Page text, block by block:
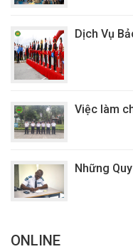
Dịch Vụ
Việc làm
Những
ONLINE